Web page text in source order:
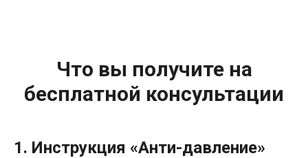
Что вы получите на
бесплатной консультации
1. Инструкция «Анти-давление»